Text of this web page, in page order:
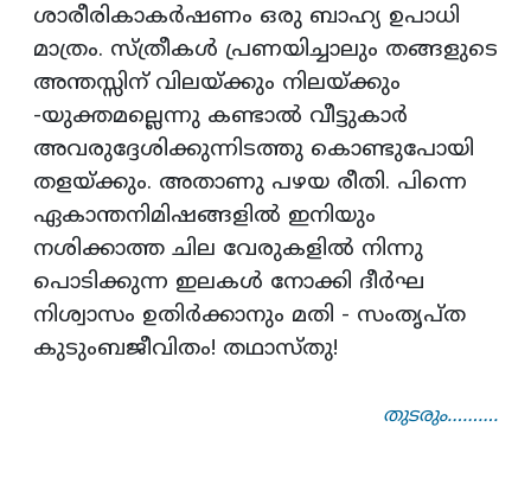
ശാരീരികാകര്‍ഷണം ഒരു ബാഹ്യ ഉപാധി
മാത്രം. സ്ത്രീകള്‍ പ്രണയിച്ചാലും തങ്ങളുടെ
അന്തസ്സിന് വിലയ്ക്കും നിലയ്ക്കും
-യുക്തമല്ലെന്നു കണ്ടാല്‍ വീട്ടുകാര്‍
അവരുദ്ദേശിക്കുന്നിടത്തു കൊണ്ടുപോയി
തളയ്ക്കും. അതാണു പഴയ രീതി. പിന്നെ
ഏകാന്തനിമിഷങ്ങളില്‍ ഇനിയും
നശിക്കാത്ത ചില വേരുകളില്‍ നിന്നു
പൊടിക്കുന്ന ഇലകള്‍ നോക്കി ദീര്‍ഘ
നിശ്വാസം ഉതിര്‍ക്കാനും മതി - സംതൃപ്ത
കുടുംബജീവിതം! തഥാസ്തു!
തുടരും……….